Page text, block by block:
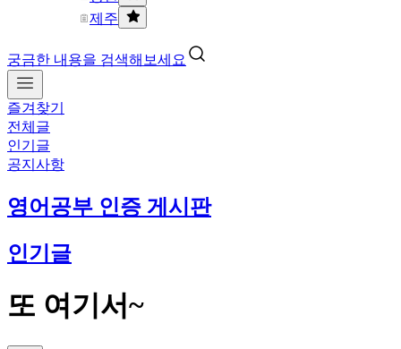
제주
궁금한 내용을 검색해보세요
즐겨찾기
전체글
인기글
공지사항
영어공부 인증 게시판
인기글
또 여기서~